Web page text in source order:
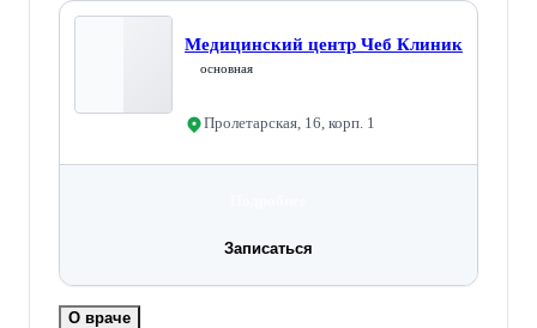
Медицинский центр Чеб Клиник
основная
Пролетарская, 16, корп. 1
Записаться
О враче